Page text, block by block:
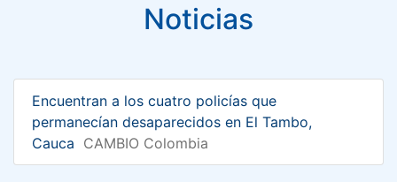
Noticias
Encuentran a los cuatro policías que
permanecían desaparecidos en El Tambo,
Cauca CAMBIO Colombia